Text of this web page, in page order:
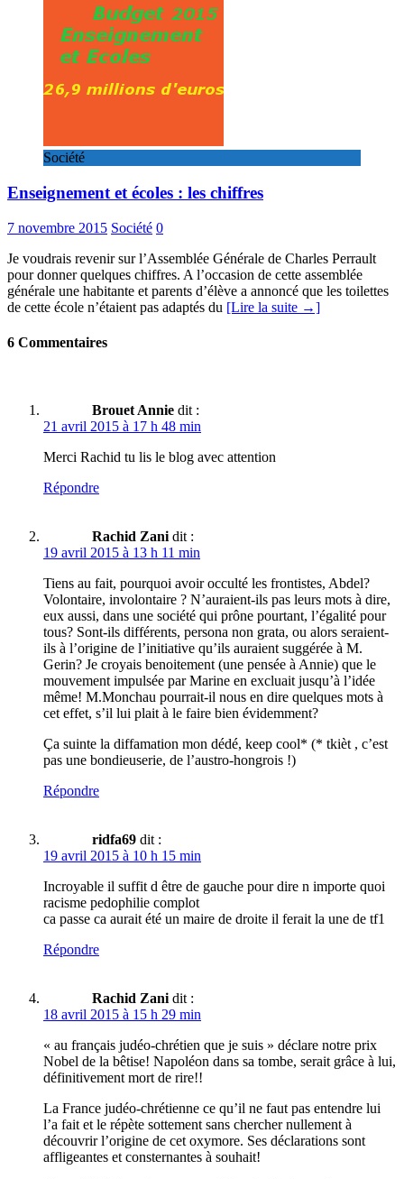
Société
Enseignement et écoles : les chiffres
7 novembre 2015 Société 0
Je voudrais revenir sur l’Assemblée Générale de Charles Perrault
pour donner quelques chiffres. A l’occasion de cette assemblée
générale une habitante et parents d’élève a annoncé que les toilettes
de cette école n’étaient pas adaptés du [Lire la suite →]
6 Commentaires
Brouet Annie dit :
21 avril 2015 à 17 h 48 min
Merci Rachid tu lis le blog avec attention
Répondre
Rachid Zani dit :
19 avril 2015 à 13 h 11 min
Tiens au fait, pourquoi avoir occulté les frontistes, Abdel?
Volontaire, involontaire ? N’auraient-ils pas leurs mots à dire,
eux aussi, dans une société qui prône pourtant, l’égalité pour
tous? Sont-ils différents, persona non grata, ou alors seraient-
ils à l’origine de l’initiative qu’ils auraient suggérée à M.
Gerin? Je croyais benoitement (une pensée à Annie) que le
mouvement impulsée par Marine en excluait jusqu’à l’idée
même! M.Monchau pourrait-il nous en dire quelques mots à
cet effet, s’il lui plait à le faire bien évidemment?
Ça suinte la diffamation mon dédé, keep cool* (* tkièt , c’est
pas une bondieuserie, de l’austro-hongrois !)
Répondre
ridfa69 dit :
19 avril 2015 à 10 h 15 min
Incroyable il suffit d être de gauche pour dire n importe quoi
racisme pedophilie complot
ca passe ca aurait été un maire de droite il ferait la une de tf1
Répondre
Rachid Zani dit :
18 avril 2015 à 15 h 29 min
« au français judéo-chrétien que je suis » déclare notre prix
Nobel de la bêtise! Napoléon dans sa tombe, serait grâce à lui,
définitivement mort de rire!!
La France judéo-chrétienne ce qu’il ne faut pas entendre lui
l’a fait et le répète sottement sans chercher nullement à
découvrir l’origine de cet oxymore. Ses déclarations sont
affligeantes et consternantes à souhait!